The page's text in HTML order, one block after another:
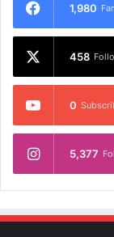
1,980
458
0
5,377